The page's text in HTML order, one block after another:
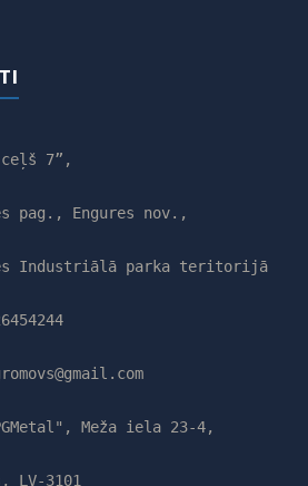
ceļš 7”,
pag., Engures nov.,
Industriālā parka teritorijā
Meža iela 23-4,
LV-3101